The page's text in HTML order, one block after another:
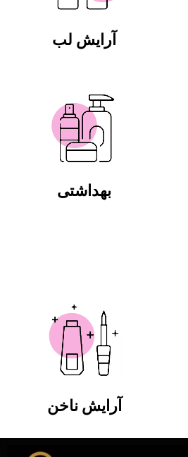
آرایش لب
بهداشتی
آرایش ناخن